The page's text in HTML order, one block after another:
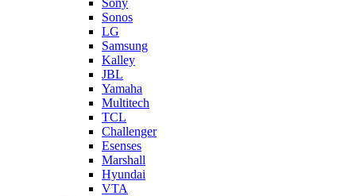
Sonos
LG
Samsung
Kalley
JBL
Yamaha
Multitech
TCL
Challenger
Esenses
Marshall
Hyundai
VTA